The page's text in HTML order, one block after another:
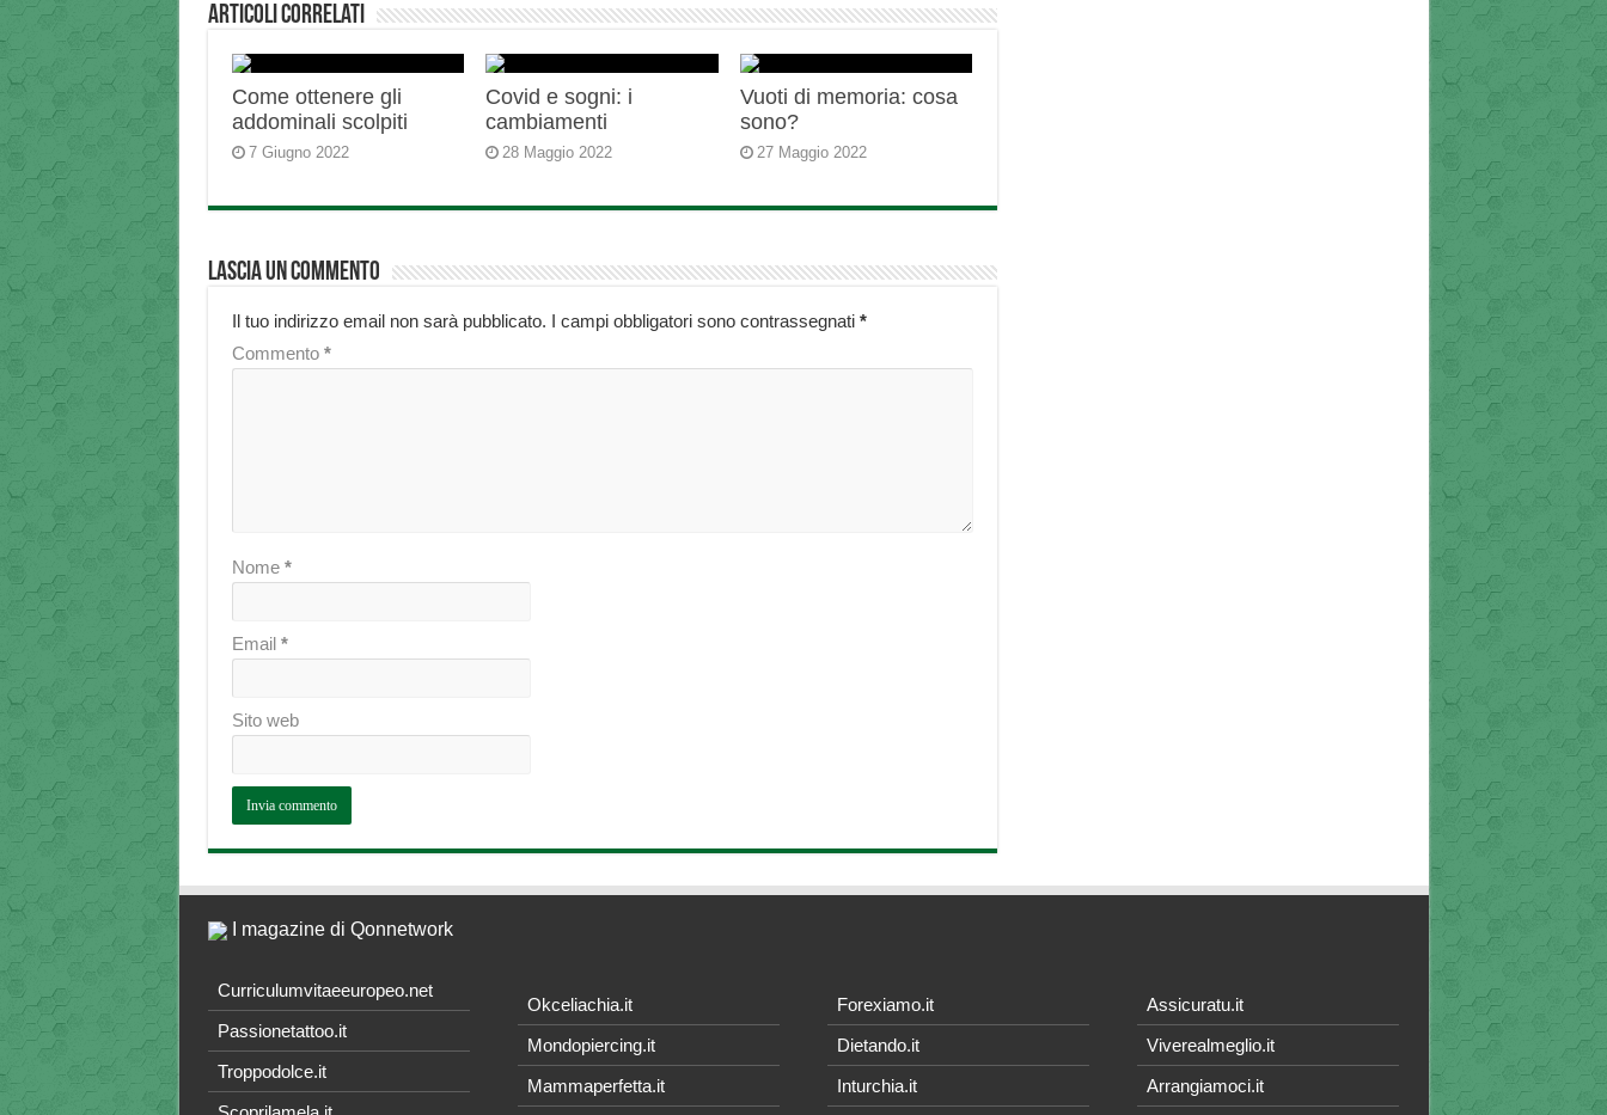
Articoli correlati
Come ottenere gli
addominali scolpiti
7 Giugno 2022
Covid e sogni: i
cambiamenti
28 Maggio 2022
Vuoti di memoria: cosa
sono?
27 Maggio 2022
Lascia un commento
Il tuo indirizzo email non sarà pubblicato. I campi obbligatori sono contrassegnati *
Commento *
Nome *
Email *
Sito web
I magazine di Qonnetwork
Curriculumvitaeeuropeo.net
Passionetattoo.it
Troppodolce.it
Okceliachia.it
Mondopiercing.it
Mammaperfetta.it
Forexiamo.it
Dietando.it
Inturchia.it
Assicuratu.it
Viverealmeglio.it
Arrangiamoci.it